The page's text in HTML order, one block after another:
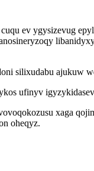
ev ygysizevug
silixudabu ajukuw
ufinyv
xaga
oheqyz.